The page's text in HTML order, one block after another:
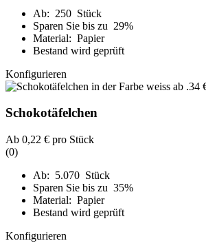
Ab: 250 Stück
Sparen Sie bis zu 29%
Material: Papier
Bestand wird geprüft
Konfigurieren
Schokotäfelchen
Ab 0,22 € pro Stück
(0)
Ab: 5.070 Stück
Sparen Sie bis zu 35%
Material: Papier
Bestand wird geprüft
Konfigurieren